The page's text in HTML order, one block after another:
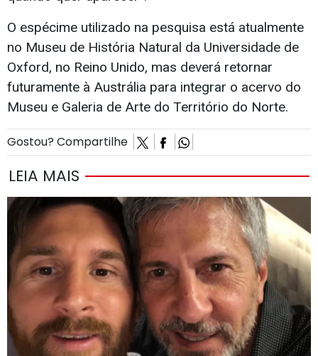
O espécime utilizado na pesquisa está atualmente
no Museu de História Natural da Universidade de
Oxford, no Reino Unido, mas deverá retornar
futuramente à Austrália para integrar o acervo do
Museu e Galeria de Arte do Território do Norte.
Gostou? Compartilhe
LEIA MAIS